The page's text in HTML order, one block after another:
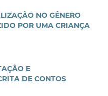
NO GÊNERO
POR UMA CRIANÇA
E
DE CONTOS